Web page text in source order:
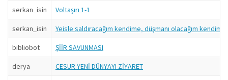
serkan_isin Voltaşırı 1-1
serkan_isin Yeisle saldıracağım kendime, düşmanı olacağım kendimin!
bibliobot ŞİİR SAVUNMASI
derya CESUR YENİ DÜNYAYI ZİYARET